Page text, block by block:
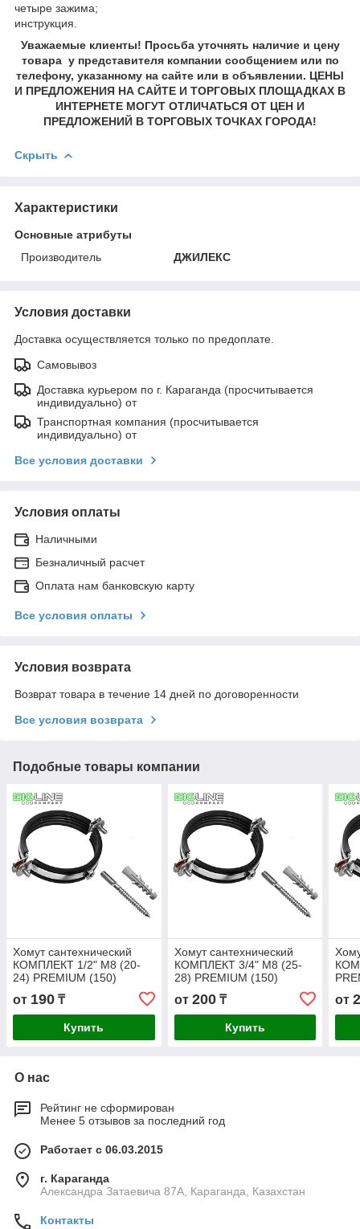
четыре зажима;
инструкция.
Уважаемые клиенты! Просьба уточнять наличие и цену
товара у представителя компании сообщением или по
телефону, указанному на сайте или в объявлении. ЦЕНЫ
И ПРЕДЛОЖЕНИЯ НА САЙТЕ И ТОРГОВЫХ ПЛОЩАДКАХ В
ИНТЕРНЕТЕ МОГУТ ОТЛИЧАТЬСЯ ОТ ЦЕН И
ПРЕДЛОЖЕНИЙ В ТОРГОВЫХ ТОЧКАХ ГОРОДА!
Скрыть
Характеристики
Основные атрибуты
Производитель
ДЖИЛЕКС
Условия доставки
Доставка осуществляется только по предоплате.
Самовывоз
Доставка курьером по г. Караганда (просчитывается
индивидуально) от
Транспортная компания (просчитывается
индивидуально) от
Все условия доставки
Условия оплаты
Наличными
Безналичный расчет
Оплата нам банковскую карту
Все условия оплаты
Условия возврата
Возврат товара в течение 14 дней по договоренности
Все условия возврата
Подобные товары компании
Хомут сантехнический
КОМПЛЕКТ 1/2" М8 (20-
24) PREMIUM (150)
от 190 ₸
Купить
Хомут сантехнический
КОМПЛЕКТ 3/4" М8 (25-
28) PREMIUM (150)
от 200₸
Купить
от
О нас
Рейтинг не сформирован
Менее 5 отзывов за последний год
Работает с 06.03.2015
г. Караганда
Александра Затаевича 87А, Караганда, Казахстан
Контакты